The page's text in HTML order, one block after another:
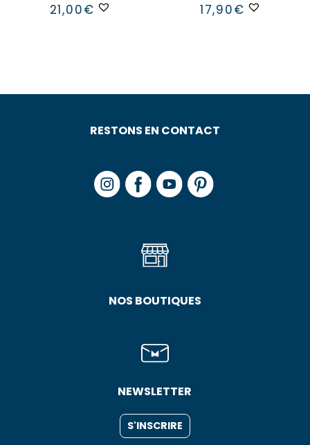
21,00€ 17,90€
RESTONS EN CONTACT
NOS BOUTIQUES
NEWSLETTER
S'INSCRIRE